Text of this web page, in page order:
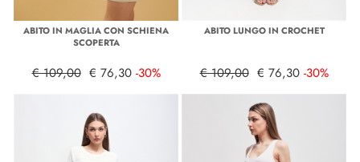
ABITO IN MAGLIA CON SCHIENA
SCOPERTA
€ 109,00 € 76,30 -30%
ABITO LUNGO IN CROCHET
€ 109,00 € 76,30 -30%